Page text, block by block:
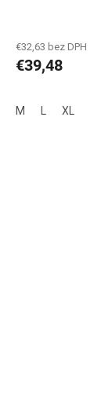
€32,63 bez DPH
€39,48
M XL